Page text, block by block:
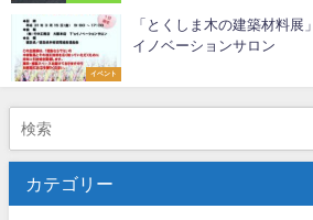
イベント
「とくしま木の建築材料展
イノベーションサロン
カテゴリー